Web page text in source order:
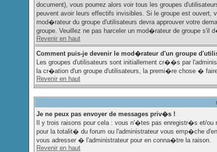
document), vous pourrez alors voir tous les groupes
peuvent avoir leurs effectifs invisibles. Si le groupe est
mod�rateur du groupe d'utilisateurs devra approuver votre
groupe. Veuillez ne pas harceler un mod�rateur de groupe s'il
Revenir en haut
Comment puis-je devenir le mod�rateur d'un groupe
Les groupes d'utilisateurs sont initiallement cr��s par
la cr�ation d'un groupe d'utilisateurs, la premi�re chose �
Revenir en haut
Je ne peux pas envoyer de messages priv�s !
Il y trois raisons pour cela : vous n'�tes pas enregistr�s et/
pour la totalit� du forum ou l'administrateur vous emp�che
vous adresser � l'administrateur pour en conna�tre la raison.
Revenir en haut